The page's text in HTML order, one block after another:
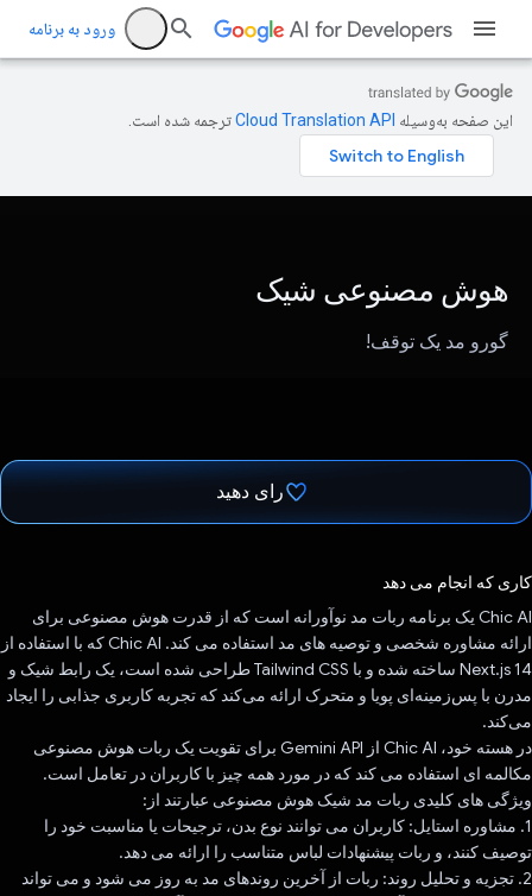
ورود به برنامه
این صفحه به‌وسیله ترجمه شده است.
هوش مصنوعی شیک
گورو مد یک توقف!
رای دهید
کاری که انجام می دهد
Chic AI یک برنامه ربات مد نوآورانه است که از قدرت هوش مصنوعی برای
ارائه مشاوره شخصی و توصیه های مد استفاده می کند. Chic AI که با استفاده از
Next.js 14 ساخته شده و با Tailwind CSS طراحی شده است، یک رابط شیک و
مدرن با پس‌زمینه‌ای پویا و متحرک ارائه می‌کند که تجربه کاربری جذابی را ایجاد
می‌کند.
در هسته خود، Chic AI از Gemini API برای تقویت یک ربات هوش مصنوعی
مکالمه ای استفاده می کند که در مورد همه چیز با کاربران در تعامل است.
ویژگی های کلیدی ربات مد شیک هوش مصنوعی عبارتند از:
1. مشاوره استایل: کاربران می توانند نوع بدن، ترجیحات یا مناسبت خود را
توصیف کنند، و ربات پیشنهادات لباس متناسب را ارائه می دهد.
2. تجزیه و تحلیل روند: ربات از آخرین روندهای مد به روز می شود و می تواند